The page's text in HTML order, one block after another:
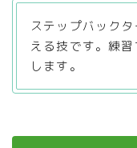
ステップバック
える技です。練
します。